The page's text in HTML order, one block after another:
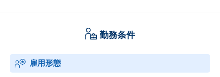
勤務条件
雇用形態